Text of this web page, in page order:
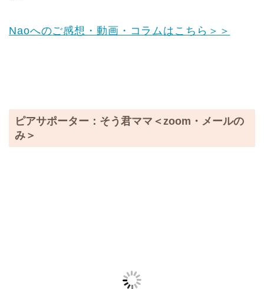
Naoへのご感想・動画・コラムはこちら ＞＞
ピアサポーター：そう君ママ＜zoom・メールの
み＞